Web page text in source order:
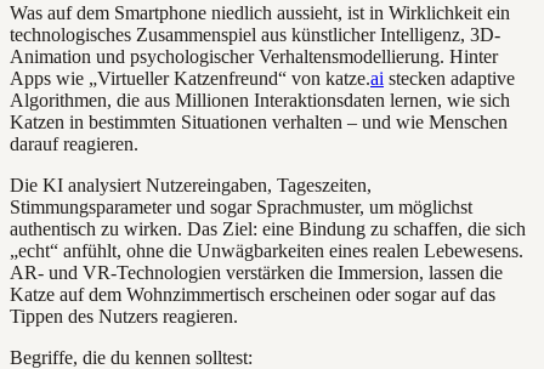
Was auf dem Smartphone niedlich aussieht, ist in Wirklichkeit ein
technologisches Zusammenspiel aus künstlicher Intelligenz, 3D-
Animation und psychologischer Verhaltensmodellierung. Hinter
Apps wie „Virtueller Katzenfreund“ von katze.ai stecken adaptive
Algorithmen, die aus Millionen Interaktionsdaten lernen, wie sich
Katzen in bestimmten Situationen verhalten – und wie Menschen
darauf reagieren.
Die KI analysiert Nutzereingaben, Tageszeiten,
Stimmungsparameter und sogar Sprachmuster, um möglichst
authentisch zu wirken. Das Ziel: eine Bindung zu schaffen, die sich
„echt“ anfühlt, ohne die Unwägbarkeiten eines realen Lebewesens.
AR- und VR-Technologien verstärken die Immersion, lassen die
Katze auf dem Wohnzimmertisch erscheinen oder sogar auf das
Tippen des Nutzers reagieren.
Begriffe, die du kennen solltest: